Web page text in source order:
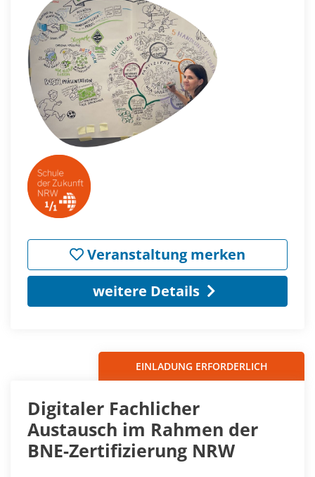
Veranstaltung merken
weitere Details
EINLADUNG ERFORDERLICH
Digitaler Fachlicher
Austausch im Rahmen der
BNE-Zertifizierung NRW